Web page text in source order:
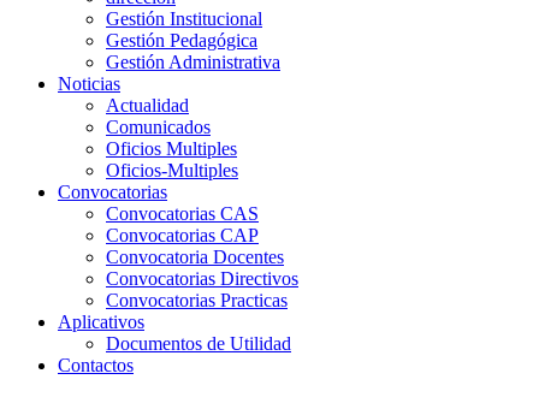
Gestión Institucional
Gestión Pedagógica
Gestión Administrativa
Noticias
Actualidad
Comunicados
Oficios Multiples
Oficios-Multiples
Convocatorias
Convocatorias CAS
Convocatorias CAP
Convocatoria Docentes
Convocatorias Directivos
Convocatorias Practicas
Aplicativos
Documentos de Utilidad
Contactos